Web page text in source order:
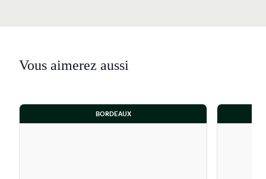
Vous aimerez aussi
BORDEAUX